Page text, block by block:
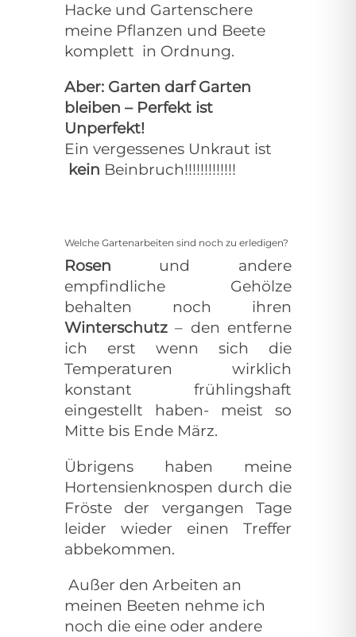
Hacke und Gartenschere
meine Pflanzen und Beete
komplett in Ordnung.
Aber: Garten darf Garten
bleiben – Perfekt ist
Unperfekt!
Ein vergessenes Unkraut ist
kein Beinbruch!!!!!!!!!!!!!
Welche Gartenarbeiten sind noch zu erledigen?
Rosen und andere
empfindliche Gehölze
behalten noch ihren
Winterschutz– den entferne
ich erst wenn sich die
Temperaturen wirklich
konstant frühlingshaft
eingestellt haben- meist so
Mitte bis Ende März.
Übrigens haben meine
Hortensienknospen durch die
Fröste der vergangen Tage
leider wieder einen Treffer
abbekommen.
Außer den Arbeiten an
meinen Beeten nehme ich
noch die eine oder andere